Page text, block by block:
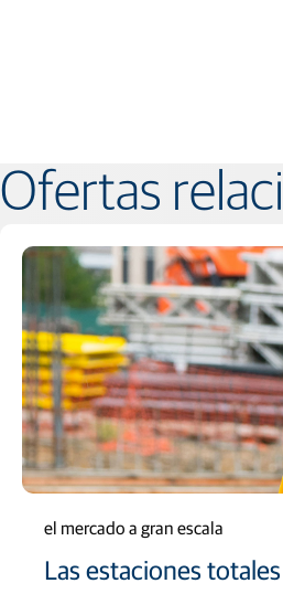
Ofertas
el mercado a gran escala
Las estaciones totales